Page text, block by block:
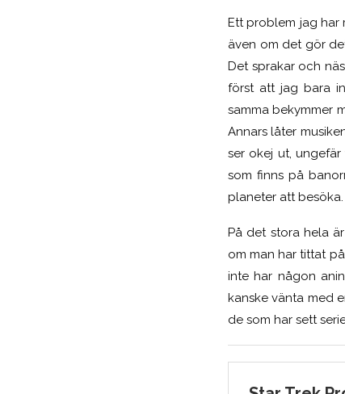
Ett problem jag har
även om det gör
Det sprakar och
först att jag bara
samma bekymmer
Annars låter
ser okej ut,
som finns på
planeter att
På det stora hela
om man har tittat
inte har någon
kanske vänta med
de som har sett